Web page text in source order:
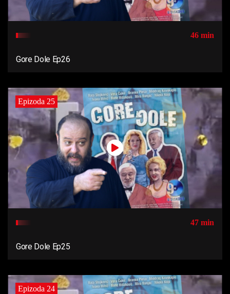
46 min
Gore Dole Ep26
Epizoda 25
47 min
Gore Dole Ep25
Epizoda 24